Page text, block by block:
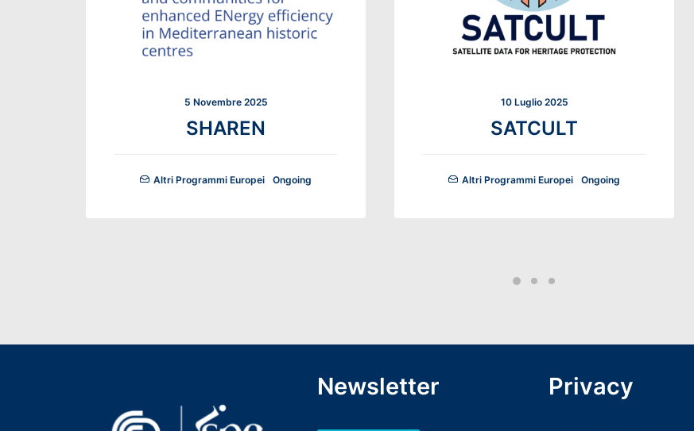
5 Novembre 2025
SHAREN
Altri Programmi Europei Ongoing
10 Luglio 2025
SATCULT
Altri Programmi Europei Ongoing
Newsletter Privacy